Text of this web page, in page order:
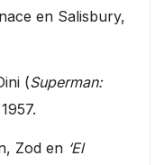
en Salisbury,
(Superman:
Zod en ‘El